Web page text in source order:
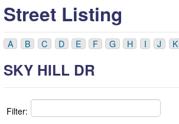
Street Listing
A B C D E F G H I J K
SKY HILL DR
Filter: